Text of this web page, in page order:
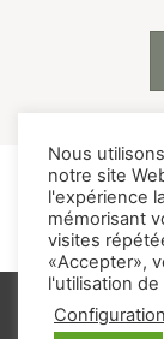
ACCUEIL LES
© NOS
MENTIONS
Nous
notre site
l'expérience
mémorisant
visites
«Accepter»,
l'utilisation de